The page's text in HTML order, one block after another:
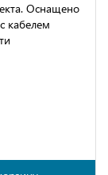
Оснащено
кабелем